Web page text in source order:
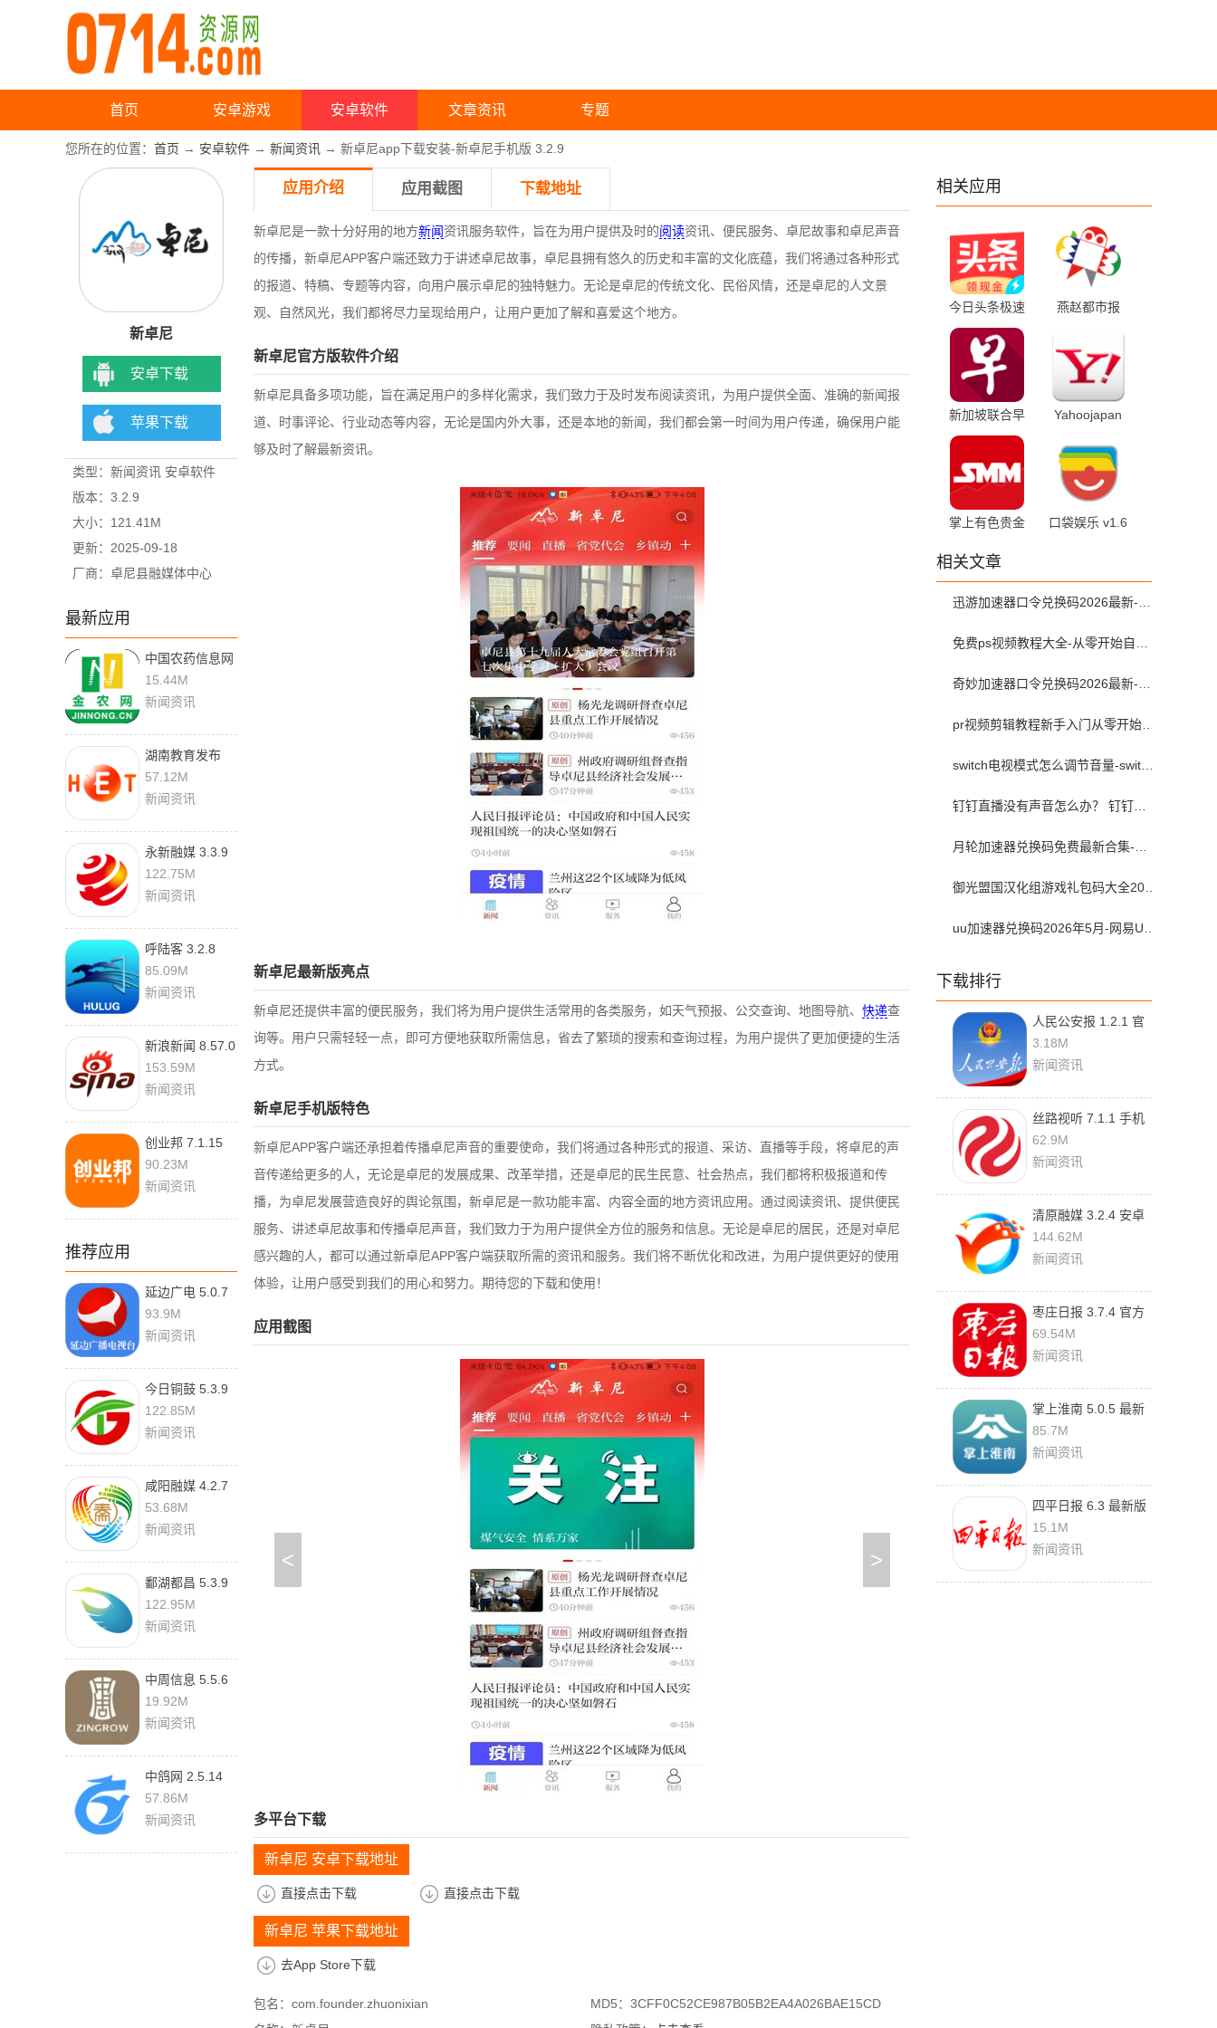
首页 安卓游戏 安卓软件 文章资讯 专题
您所在的位置： 首页 → 安卓软件 → 新闻资讯 → 新卓尼app下载安装-新卓尼手机版 3.2.9
新卓尼
安卓下载
苹果下载
类型：新闻资讯 安卓软件
版本：3.2.9
大小：121.41M
更新：2025-09-18
厂商：卓尼县融媒体中心
最新应用
中国农药信息网
14.9 最新版
15.44M
新闻资讯
湖南教育发布
4.0.1 最新版
57.12M
新闻资讯
永新融媒 3.3.9
安卓版
122.75M
新闻资讯
呼陆客 3.2.8
85.09M
新闻资讯
新浪新闻 8.57.0
最新版
153.59M
新闻资讯
创业邦 7.1.15
官方版
90.23M
新闻资讯
推荐应用
延边广电 5.0.7
93.9M
新闻资讯
今日铜鼓 5.3.9
122.85M
新闻资讯
咸阳融媒 4.2.7
官方版
53.68M
新闻资讯
鄱湖都昌 5.3.9
122.95M
新闻资讯
中周信息 5.5.6
19.92M
新闻资讯
中鸽网 2.5.14
最新版
57.86M
新闻资讯
应用介绍 应用截图 下载地址
新卓尼是一款十分好用的地方新闻资讯服务软件，旨在为用户提供及时的阅读资讯、便民服务、卓尼故事和卓尼声音
的传播， 新卓尼APP客户端还致力于讲述卓尼故事，卓尼县拥有悠久的历史和丰富的文化底蕴，我们将通过各种形式
的报道、特稿、专题等内容，向用户展示卓尼的独特魅力。无论是卓尼的传统文化、民俗风情，还是卓尼的人文景
观、自然风光，我们都将尽力呈现给用户，让用户更加了解和喜爱这个地方。
新卓尼官方版软件介绍
新卓尼具备多项功能，旨在满足用户的多样化需求，我们致力于及时发布阅读资讯，为用户提供全面、准确的新闻报
道、时事评论、行业动态等内容，无论是国内外大事，还是本地的新闻，我们都会第一时间为用户传递，确保用户能
够及时了解最新资讯。
新卓尼最新版亮点
新卓尼还提供丰富的便民服务，我们将为用户提供生活常用的各类服务，如天气预报、公交查询、地图导航、 快递查
询等。用户只需轻轻一点，即可方便地获取所需信息，省去了繁琐的搜索和查询过程，为用户提供了更加便捷的生活
方式。
新卓尼手机版特色
新卓尼APP客户端还承担着传播卓尼声音的重要使命，我们将通过各种形式的报道、采访、直播等手段，将卓尼的声
音传递给更多的人，无论是卓尼的发展成果、改革举措，还是卓尼的民生民意、社会热点，我们都将积极报道和传
播，为卓尼发展营造良好的舆论氛围，新卓尼是一款功能丰富、内容全面的地方资讯应用。通过阅读资讯、提供便民
服务、讲述卓尼故事和传播卓尼声音，我们致力于为用户提供全方位的服务和信息。无论是卓尼的居民，还是对卓尼
感兴趣的人，都可以通过新卓尼APP客户端获取所需的资讯和服务。我们将不断优化和改进，为用户提供更好的使用
体验，让用户感受到我们的用心和努力。期待您的下载和使用！
应用截图
< >
多平台下载
新卓尼 安卓下载地址
直接点击下载 直接点击下载
新卓尼 苹果下载地址
去App Store下载
包名：com.founder.zhuonixian
MD5：3CFF0C52CE987B05B2EA4A026BAE15CD
相关应用
今日头条极速
版 16.7.0.0 最
新版
燕赵都市报
新加坡联合早
报 4.4.6 官方
Yahoojapan
掌上有色贵金
卓版
口袋娱乐 v1.6
相关文章
下载排行
人民公安报 1.2.1 官
方版
3.18M
新闻资讯
丝路视听 7.1.1 手机
版
62.9M
新闻资讯
清原融媒 3.2.4 安卓
版
144.62M
新闻资讯
枣庄日报 3.7.4 官方
版
69.54M
新闻资讯
掌上淮南 5.0.5 最新
版
85.7M
新闻资讯
四平日报 6.3 最新版
15.1M
新闻资讯